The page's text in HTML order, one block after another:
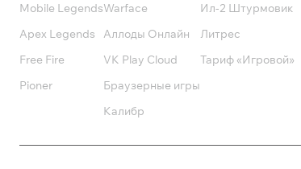
Mobile Legends
Apex Legends
Free Fire
Pioner
Warface
Аллоды Онлайн
VK Play Cloud
Браузерные игры
Калибр
Ил-2 Штурмовик
Литрес
Тариф «Игровой»